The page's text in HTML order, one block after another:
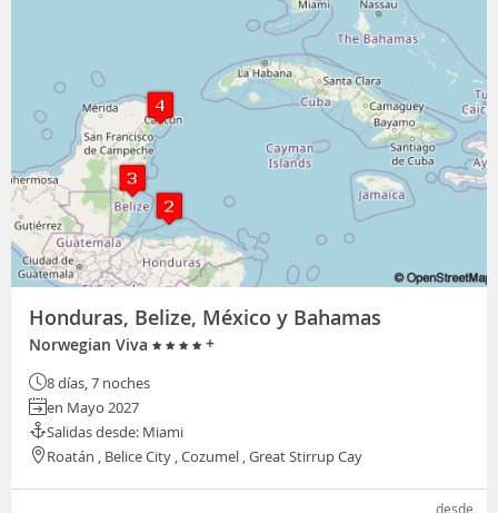
Honduras, Belize, México y Bahamas
Norwegian Viva +
8 días, 7 noches
en Mayo 2027
Salidas desde: Miami
Roatán , Belice City , Cozumel , Great Stirrup Cay
desde